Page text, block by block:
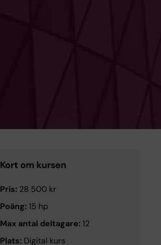
Kort om kursen
Pris: 28 500 kr
Poäng: 15 hp
Max antal deltagare: 12
Plats: Digital kurs